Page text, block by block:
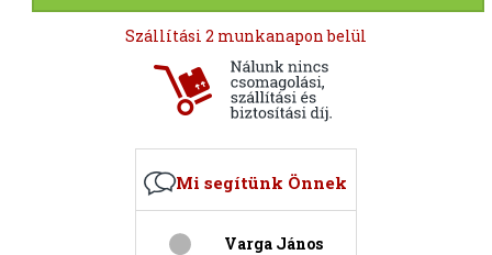
Szállítási 2 munkanapon belül
Mi segítünk Önnek
Varga János